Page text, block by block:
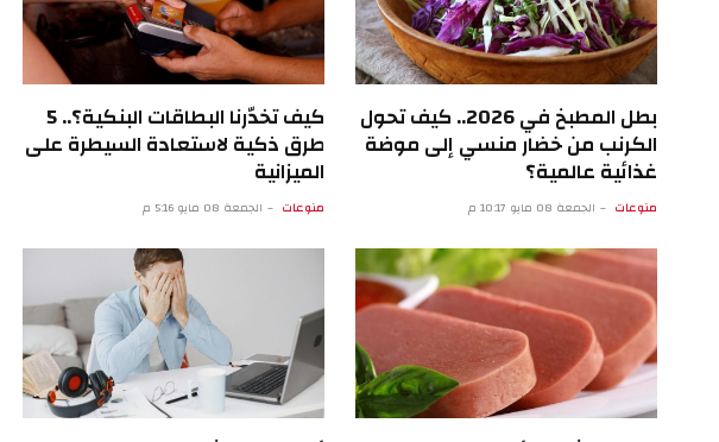
بطل المطبخ في 2026.. كيف تحول
الكرنب من خضار منسي إلى موضة
غذائية عالمية؟
منوعات الجمعة 08 مايو 10:17 م
كيف تخدّرنا البطاقات البنكية؟.. 5
طرق ذكية لاستعادة السيطرة على
الميزانية
منوعات الجمعة 08 مايو 5:16 م